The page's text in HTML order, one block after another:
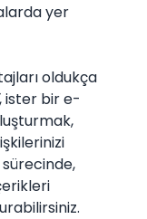
yer
oldukça
, ister bir e-